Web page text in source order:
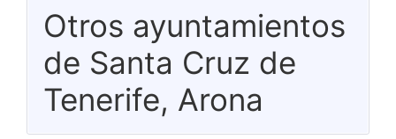
Otros ayuntamientos
de Santa Cruz de
Tenerife, Arona